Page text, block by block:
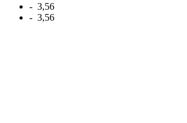
- 3,56
- 3,56